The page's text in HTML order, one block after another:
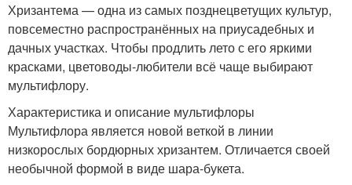
Хризантема — одна из самых позднецветущих культур,
повсеместно распространённых на приусадебных и
дачных участках. Чтобы продлить лето с его яркими
красками, цветоводы-любители всё чаще выбирают
мультифлору.
Характеристика и описание мультифлоры
Мультифлора является новой веткой в линии
низкорослых бордюрных хризантем. Отличается своей
необычной формой в виде шара-букета.